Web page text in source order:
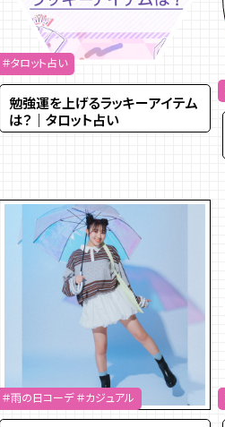
＃タロット占い
勉強運を上げるラッキーアイテム
は？｜タロット占い
＃雨の日コーデ ＃カジュアル